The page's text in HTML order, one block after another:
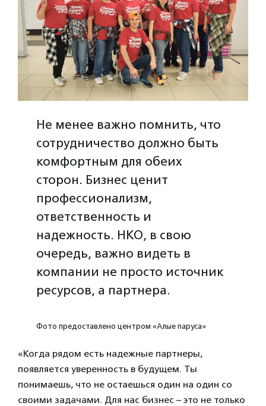
Не менее важно помнить, что
сотрудничество должно быть
комфортным для обеих
сторон. Бизнес ценит
профессионализм,
ответственность и
надежность. НКО, в свою
очередь, важно видеть в
компании не просто источник
ресурсов, а партнера.
Фото предоставлено центром «Алые паруса»
«Когда рядом есть надежные партнеры,
появляется уверенность в будущем. Ты
понимаешь, что не остаешься один на один со
своими задачами. Для нас бизнес – это не только